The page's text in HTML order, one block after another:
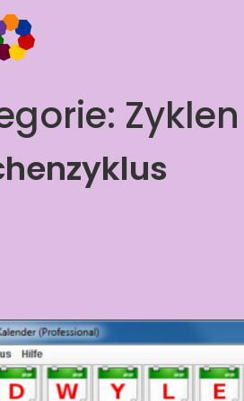
Zyklen